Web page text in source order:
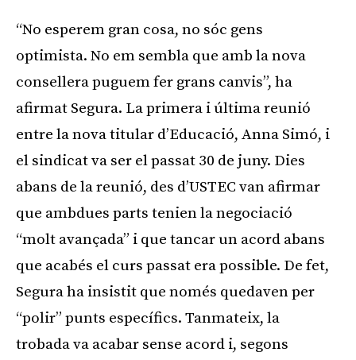
“No esperem gran cosa, no sóc gens
optimista. No em sembla que amb la nova
consellera puguem fer grans canvis”, ha
afirmat Segura. La primera i última reunió
entre la nova titular d’Educació, Anna Simó, i
el sindicat va ser el passat 30 de juny. Dies
abans de la reunió, des d’USTEC van afirmar
que ambdues parts tenien la negociació
“molt avançada” i que tancar un acord abans
que acabés el curs passat era possible. De fet,
Segura ha insistit que només quedaven per
“polir” punts específics. Tanmateix, la
trobada va acabar sense acord i, segons